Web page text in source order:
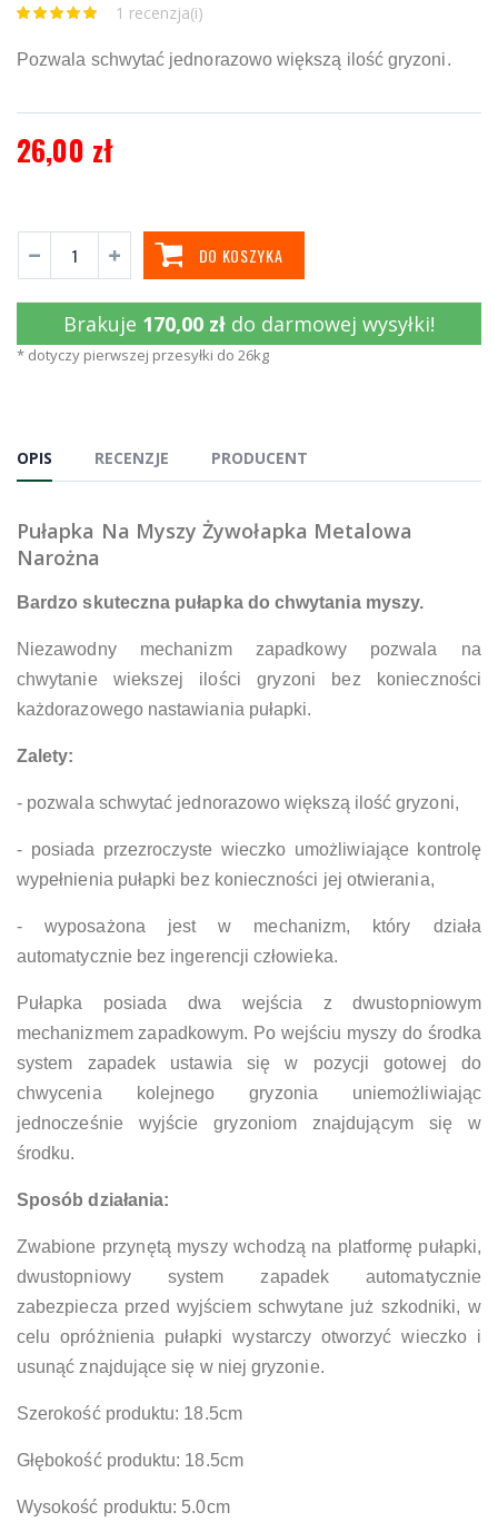
1 recenzja(i)
Pozwala schwytać jednorazowo większą ilość gryzoni.
26,00 zł
DO KOSZYKA
Brakuje 170,00 zł do darmowej wysyłki!
* dotyczy pierwszej przesyłki do 26kg
OPIS RECENZJE PRODUCENT
Pułapka Na Myszy Żywołapka Metalowa
Narożna
Bardzo skuteczna pułapka do chwytania myszy.
Niezawodny mechanizm zapadkowy pozwala na
chwytanie wiekszej ilości gryzoni bez konieczności
każdorazowego nastawiania pułapki.
Zalety:
- pozwala schwytać jednorazowo większą ilość gryzoni,
- posiada przezroczyste wieczko umożliwiające kontrolę
wypełnienia pułapki bez konieczności jej otwierania,
- wyposażona jest w mechanizm, który działa
automatycznie bez ingerencji człowieka.
Pułapka posiada dwa wejścia z dwustopniowym
mechanizmem zapadkowym. Po wejściu myszy do środka
system zapadek ustawia się w pozycji gotowej do
chwycenia kolejnego gryzonia uniemożliwiając
jednocześnie wyjście gryzoniom znajdującym się w
środku.
Sposób działania:
Zwabione przynętą myszy wchodzą na platformę pułapki,
dwustopniowy system zapadek automatycznie
zabezpiecza przed wyjściem schwytane już szkodniki, w
celu opróżnienia pułapki wystarczy otworzyć wieczko i
usunąć znajdujące się w niej gryzonie.
Szerokość produktu: 18.5cm
Głębokość produktu: 18.5cm
Wysokość produktu: 5.0cm